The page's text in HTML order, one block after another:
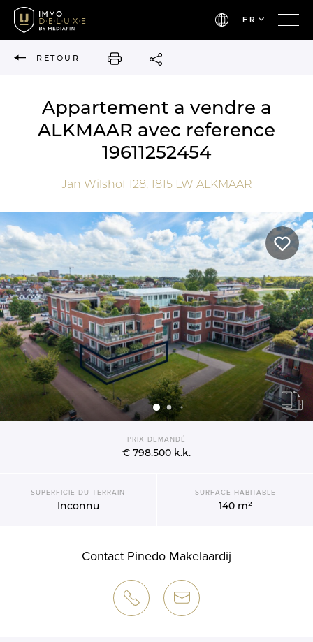
FR
RETOUR IMPRIMER
Appartement a vendre a
ALKMAAR avec reference
19611252454
Jan Wilshof 128, 1815 LW ALKMAAR
PRIX DEMANDÉ
€ 798.500 k.k.
SUPERFICIE DU TERRAIN
Inconnu
SURFACE HABITABLE
140 m²
Contact Pinedo Makelaardij